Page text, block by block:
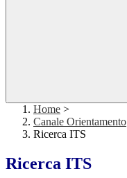
Home >
Canale Orientamento
Ricerca ITS
Ricerca ITS